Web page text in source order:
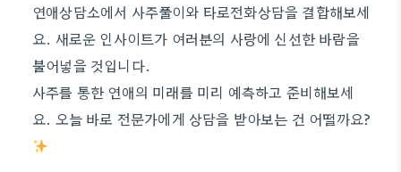
연애상담소에서 사주풀이와 타로전화상담을 결합해보세
요. 새로운 인사이트가 여러분의 사랑에 신선한 바람을
불어넣을 것입니다.
사주를 통한 연애의 미래를 미리 예측하고 준비해보세
요. 오늘 바로 전문가에게 상담을 받아보는 건 어떨까요?